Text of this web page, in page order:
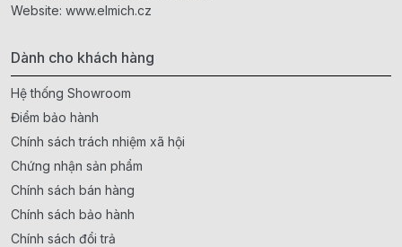
Website: www.elmich.cz
Dành cho khách hàng
Hệ thống Showroom
Điểm bảo hành
Chính sách trách nhiệm xã hội
Chứng nhận sản phẩm
Chính sách bán hàng
Chính sách bảo hành
Chính sách đổi trả